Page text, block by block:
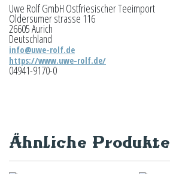
Uwe Rolf GmbH Ostfriesischer Teeimport
Oldersumer strasse 116
26605 Aurich
Deutschland
info@uwe-rolf.de
https://www.uwe-rolf.de/
04941-9170-0
Ähnliche Produkte